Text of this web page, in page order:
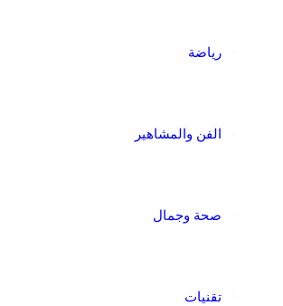
الفن والمشاهير
صحة وجمال